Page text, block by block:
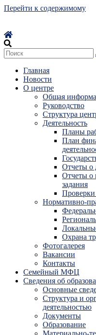
Перейти к содержимому
Главная
Новости
О центре
Общая
Руководство
Структура
Деятельность
Планы
План
Отчеты о
Отчеты о
задания
Нормативно-
Охрана
Фотогалерея
Вакансии
Контакты
Семейный МФЦ
Сведения об
Основные
Структура и
деятельностью
Документы
Образование
Материально-